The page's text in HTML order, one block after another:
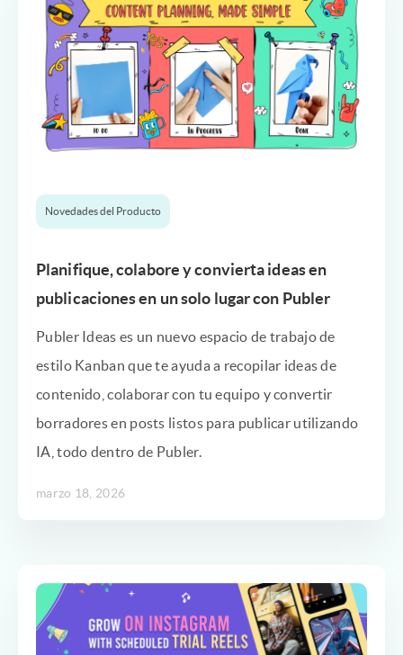
Novedades del Producto
Planifique, colabore y convierta ideas en
publicaciones en un solo lugar con Publer
Publer Ideas es un nuevo espacio de trabajo de
estilo Kanban que te ayuda a recopilar ideas de
contenido, colaborar con tu equipo y convertir
borradores en posts listos para publicar utilizando
IA, todo dentro de Publer.
marzo 18, 2026